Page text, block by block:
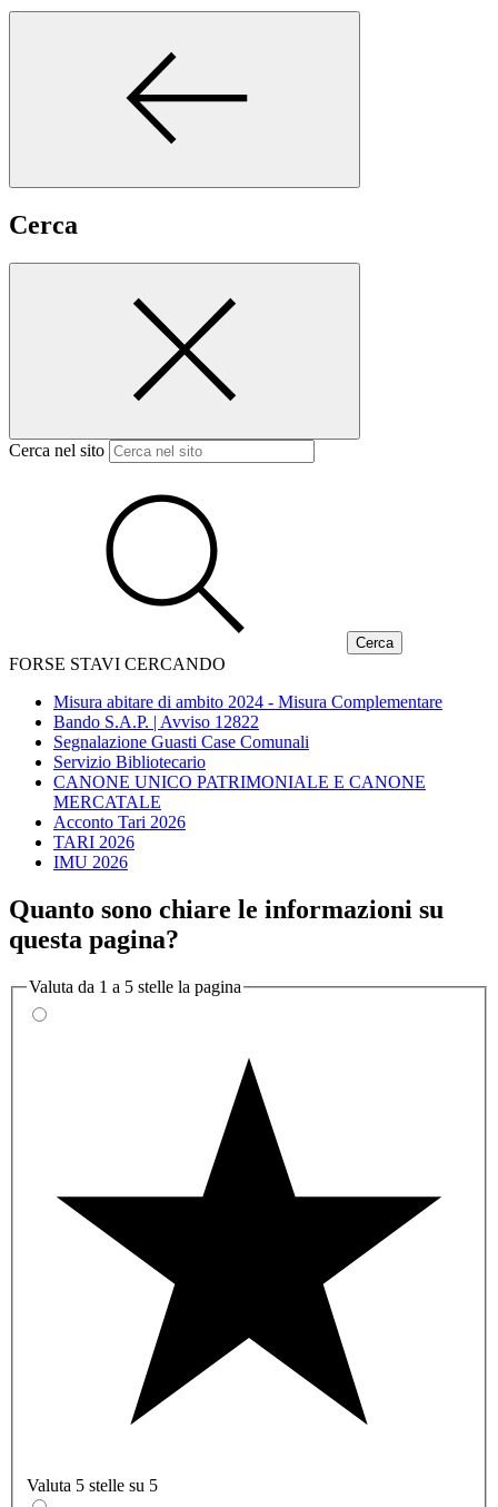
Cerca
Cerca nel sito
FORSE STAVI CERCANDO
Misura abitare di ambito 2024 - Misura Complementare
Bando S.A.P. | Avviso 12822
Segnalazione Guasti Case Comunali
Servizio Bibliotecario
CANONE UNICO PATRIMONIALE E CANONE
MERCATALE
Acconto Tari 2026
TARI 2026
IMU 2026
Quanto sono chiare le informazioni su
questa pagina?
Valuta da 1 a 5 stelle la pagina
Valuta 5 stelle su 5